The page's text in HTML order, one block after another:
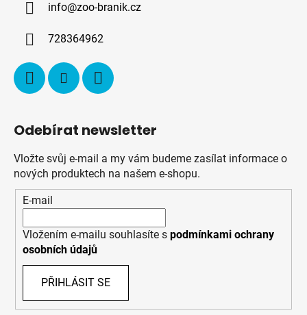
info@zoo-branik.cz
728364962
Odebírat newsletter
Vložte svůj e-mail a my vám budeme zasílat informace o
nových produktech na našem e-shopu.
E-mail
Vložením e-mailu souhlasíte s podmínkami ochrany
osobních údajů
PŘIHLÁSIT SE